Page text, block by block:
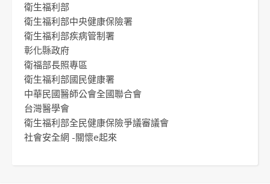
衛生福利部
衛生福利部中央健康保險署
衛生福利部疾病管制署
彰化縣政府
衛福部長照專區
衛生福利部國民健康署
中華民國醫師公會全國聯合會
台灣醫學會
衛生福利部全民健康保險爭議審議會
社會安全網 -關懷e起來